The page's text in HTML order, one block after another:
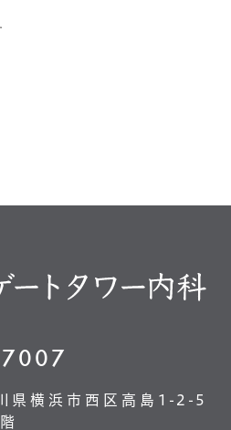
県横浜市西区高島1-2-5